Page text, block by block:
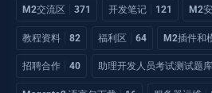
M2交流区 371 开发笔记 121 M2
教程资料 82 福利区 64 M2插件和
招聘合作 40 助理开发人员考试测试题库